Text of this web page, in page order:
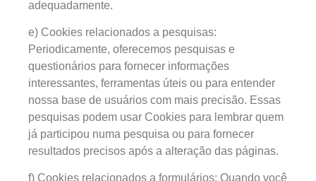
adequadamente.
e) Cookies relacionados a pesquisas:
Periodicamente, oferecemos pesquisas e
questionários para fornecer informações
interessantes, ferramentas úteis ou para entender
nossa base de usuários com mais precisão. Essas
pesquisas podem usar Cookies para lembrar quem
já participou numa pesquisa ou para fornecer
resultados precisos após a alteração das páginas.
f) Cookies relacionados a formulários: Quando você